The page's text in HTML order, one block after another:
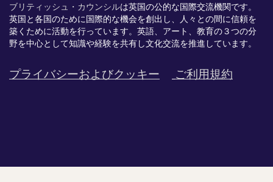
ブリティッシュ・カウンシルは英国の公的な国際交流機関です。
英国と各国のために国際的な機会を創出し、
人々との間に信頼を
築くために活動を行っています。英語、 アート、 教育の３つの分
野を中心として知識や経験を共有し文化交流を推進 しています。
プライバシーおよびクッキー ご利用規約